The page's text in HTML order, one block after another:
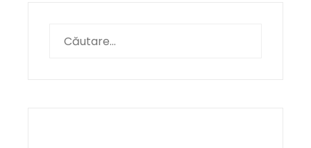
după: